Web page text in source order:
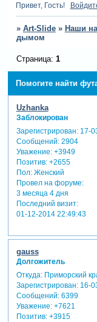
Привет, Гость!
» Art-Slide » Наши
дымом
Помогите найти
Страница: 1
Uzhanka
Заблокирован
Зарегистрирован: 17-
Сообщений:2904
Уважение: +3949
Позитив: +2655
Пол:Женский
Провел на форуме:
3 месяца 4 дня
Последний визит:
01-12-2014 22:49:43
gauss
Долгожитель
Откуда:Приморский
Зарегистрирован: 16-
Сообщений:6399
Уважение: +7621
Позитив: +3915